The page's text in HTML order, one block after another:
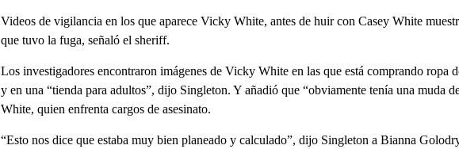
Videos de vigilancia en los que aparece Vicky White, antes de huir con Casey White
que tuvo la fuga, señaló el sheriff.
Los investigadores encontraron imágenes de Vicky White en las que está comprando ropa
y en una “tienda para adultos”, dijo Singleton. Y añadió que “obviamente tenía una muda
White, quien enfrenta cargos de asesinato.
“Esto nos dice que estaba muy bien planeado y calculado”, dijo Singleton a Bianna